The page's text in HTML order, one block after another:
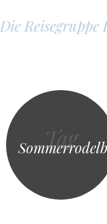
Die
Tag